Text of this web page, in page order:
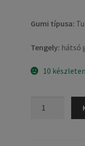
Gumi típusa:
Tengely: hátsó
10 készleten